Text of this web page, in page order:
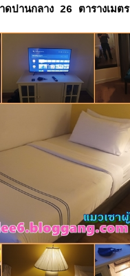
ดปานกลาง 26 ตารางเมตร